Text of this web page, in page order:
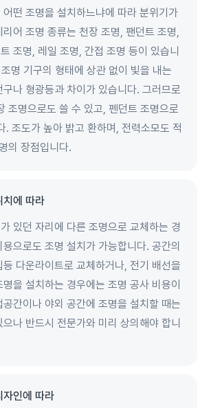
떤 조명을 설치하느냐에 따라 분위기가
리어 조명 종류는 천장 조명, 팬던트 조명,
조명, 레일 조명, 간접 조명 등이 있습니
명 기구의 형태에 상관 없이 빛을 내는
나 형광등과 차이가 있습니다. 그러므로
조명으로도 쓸 수 있고, 펜던트 조명으로
. 조도가 높아 밝고 환하며, 전력소모도 적
의 장점입니다.
치에 따라
있던 자리에 다른 조명으로 교체하는 경
으로도 조명 설치가 가능합니다. 공간의
다운라이트로 교체하거나, 전기 배선을
을 설치하는 경우에는 조명 공사 비용이
간이나 야외 공간에 조명을 설치할 때는
나 반드시 전문가와 미리 상의해야 합니
자인에 따라